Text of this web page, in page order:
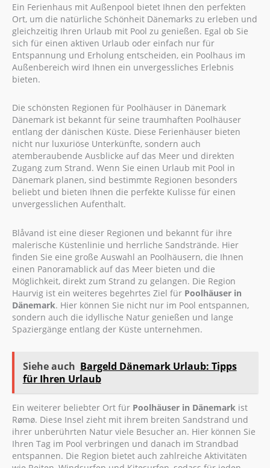
Ein Ferienhaus mit Außenpool bietet Ihnen den perfekten
Ort, um die natürliche Schönheit Dänemarks zu erleben und
gleichzeitig Ihren Urlaub mit Pool zu genießen. Egal ob Sie
sich für einen aktiven Urlaub oder einfach nur für
Entspannung und Erholung entscheiden, ein Poolhaus im
Außenbereich wird Ihnen ein unvergessliches Erlebnis
bieten.
Die schönsten Regionen für Poolhäuser in Dänemark
Dänemark ist bekannt für seine traumhaften Poolhäuser
entlang der dänischen Küste. Diese Ferienhäuser bieten
nicht nur luxuriöse Unterkünfte, sondern auch
atemberaubende Ausblicke auf das Meer und direkten
Zugang zum Strand. Wenn Sie einen Urlaub mit Pool in
Dänemark planen, sind bestimmte Regionen besonders
beliebt und bieten Ihnen die perfekte Kulisse für einen
unvergesslichen Aufenthalt.
Blåvand ist eine dieser Regionen und bekannt für ihre
malerische Küstenlinie und herrliche Sandstrände. Hier
finden Sie eine große Auswahl an Poolhäusern, die Ihnen
einen Panoramablick auf das Meer bieten und die
Möglichkeit, direkt zum Strand zu gelangen. Die Region
Haurvig ist ein weiteres begehrtes Ziel für Poolhäuser in
Dänemark. Hier können Sie nicht nur im Pool entspannen,
sondern auch die idyllische Natur genießen und lange
Spaziergänge entlang der Küste unternehmen.
Siehe auch Bargeld Dänemark Urlaub: Tipps
für Ihren Urlaub
Ein weiterer beliebter Ort für Poolhäuser in Dänemark ist
Rømø. Diese Insel zieht mit ihrem breiten Sandstrand und
ihrer unberührten Natur viele Besucher an. Hier können Sie
Ihren Tag im Pool verbringen und danach im Strandbad
entspannen. Die Region bietet auch zahlreiche Aktivitäten